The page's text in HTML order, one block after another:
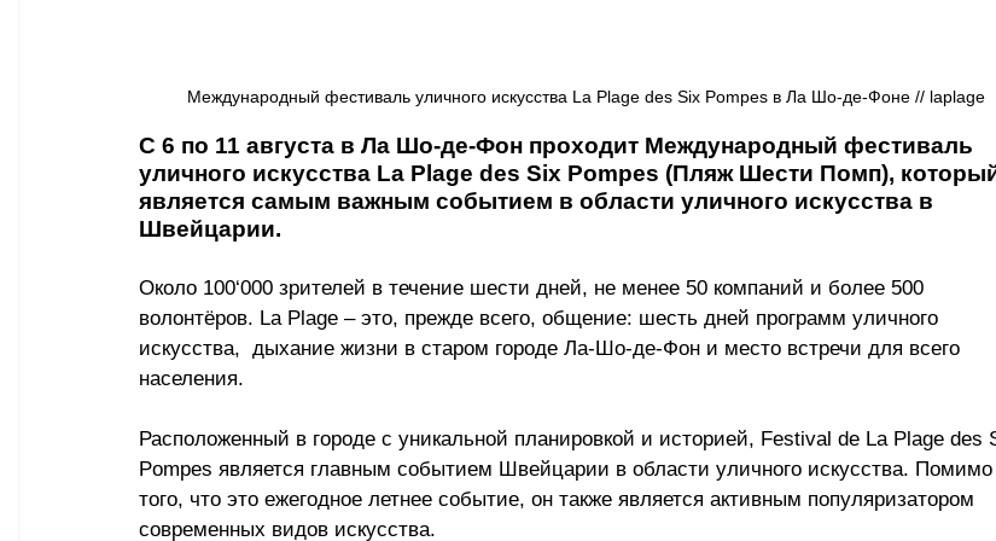
Международный фестиваль уличного искусства La Plage des Six Pompes в Ла Шо-де-Фоне // laplage
С 6 по 11 августа в Ла Шо-де-Фон проходит Международный фестиваль
уличного искусства La Plage des Six Pompes (Пляж Шести Помп),
является самым важным событием в области уличного искусства в
Швейцарии.
Около 100‘000 зрителей в течение шести дней, не менее 50 компаний и более 500
волонтёров. La Plage – это, прежде всего, общение: шесть дней программ уличного
искусства,  дыхание жизни в старом городе Ла-Шо-де-Фон и место встречи для всего
населения.
Расположенный в городе с уникальной планировкой и историей, Festival de La Plage des
Pompes является главным событием Швейцарии в области уличного искусства. Помимо
того, что это ежегодное летнее событие, он также является активным популяризатором
современных видов искусства.